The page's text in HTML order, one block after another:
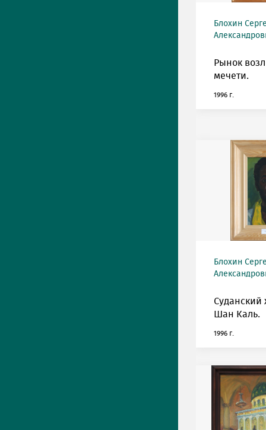
Блохин
Рынок
мечети.
1996 г.
Блохин
Суданский
Шан Каль.
1996 г.